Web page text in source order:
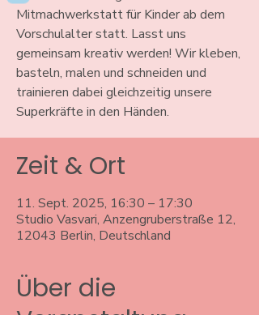
Mitmachwerkstatt für Kinder ab dem
Vorschulalter statt. Lasst uns
gemeinsam kreativ werden! Wir kleben,
basteln, malen und schneiden und
trainieren dabei gleichzeitig unsere
Superkräfte in den Händen.
Zeit & Ort
11. Sept. 2025, 16:30 – 17:30
Studio Vasvari, Anzengruberstraße 12,
12043 Berlin, Deutschland
Über die